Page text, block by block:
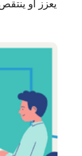
يعزز أو